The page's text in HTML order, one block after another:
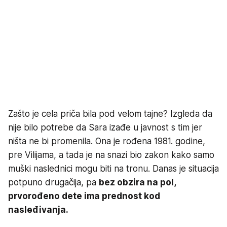
Zašto je cela priča bila pod velom tajne? Izgleda da
nije bilo potrebe da Sara izađe u javnost s tim jer
ništa ne bi promenila. Ona je rođena 1981. godine,
pre Vilijama, a tada je na snazi bio zakon kako samo
muški naslednici mogu biti na tronu. Danas je situacija
potpuno drugačija, pa bez obzira na pol,
prvorođeno dete ima prednost kod
nasleđivanja.